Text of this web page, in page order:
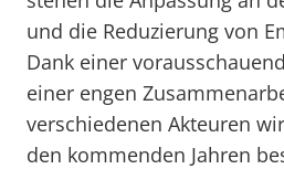
und die Reduzierung von
Dank einer
einer engen
verschiedenen Akteuren
den kommenden Jahren